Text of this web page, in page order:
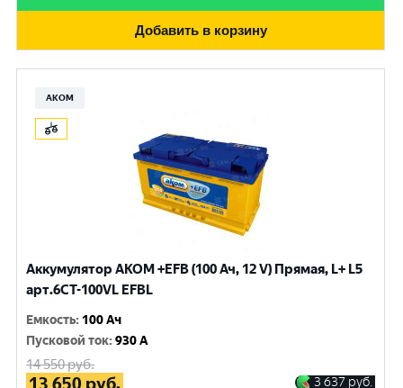
Добавить в корзину
АКОМ
Аккумулятор AKOM +EFB (100 Ач, 12 V) Прямая, L+ L5
арт.6СТ-100VL EFBL
Емкость: 100 Ач
Пусковой ток:930 A
14 550руб.
3 637 руб.